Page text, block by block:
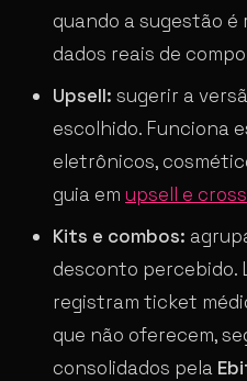
quando a sugestão é
dados reais de
Upsell: sugerir a
escolhido. Funciona
eletrônicos,
guia em upsell e
Kits e combos:
desconto percebido.
registram ticket
que não oferecem,
consolidados pela